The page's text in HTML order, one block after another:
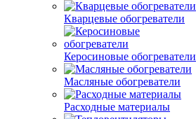
Кварцевые обогреватели
Керосиновые обогреватели
Масляные обогреватели
Расходные материалы